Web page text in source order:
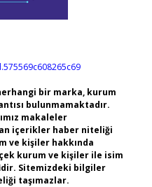
bir marka, kurum
bulunmamaktadır.
makaleler
içerikler haber niteliği
ve kişiler hakkında
kurum ve kişiler ile isim
Sitemizdeki bilgiler
taşımazlar.